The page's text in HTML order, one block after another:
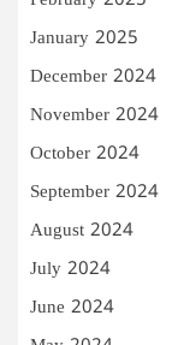
January 2025
December 2024
November 2024
October 2024
September 2024
August 2024
July 2024
June 2024